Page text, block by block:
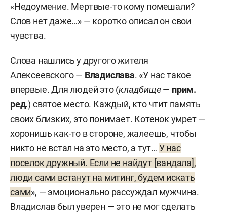
«Недоумение. Мертвые-то кому помешали?
Слов нет даже…» — коротко описал он свои
чувства.
Слова нашлись у другого жителя
Алексеевского — Владислава. «У нас такое
впервые. Для людей это (кладбище— прим.
ред.) святое место. Каждый, кто чтит память
своих близких, это понимает. Котенок умрет —
хоронишь как-то в стороне, жалеешь, чтобы
никто не встал на это место, а тут… У нас
поселок дружный. Если не найдут [вандала],
люди сами встанут на митинг, будем искать
сами», — эмоционально рассуждал мужчина.
Владислав был уверен — это не мог сделать